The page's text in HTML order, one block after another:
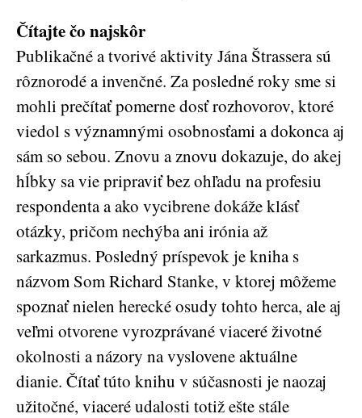
Čítajte čo najskôr
Publikačné a tvorivé aktivity Jána Štrassera sú
rôznorodé a invenčné. Za posledné roky sme si
mohli prečítať pomerne dosť rozhovorov, ktoré
viedol s významnými osobnosťami a dokonca aj
sám so sebou. Znovu a znovu dokazuje, do akej
hĺbky sa vie pripraviť bez ohľadu na profesiu
respondenta a ako vycibrene dokáže klásť
otázky, pričom nechýba ani irónia až
sarkazmus. Posledný príspevok je kniha s
názvom Som Richard Stanke, v ktorej môžeme
spoznať nielen herecké osudy tohto herca, ale aj
veľmi otvorene vyrozprávané viaceré životné
okolnosti a názory na vyslovene aktuálne
dianie. Čítať túto knihu v súčasnosti je naozaj
užitočné, viaceré udalosti totiž ešte stále